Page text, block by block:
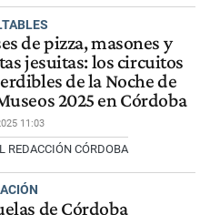
de pizza, masones y
jesuitas: los circuitos
de la Noche de
2025 en Córdoba
11:03
REDACCIÓN CÓRDOBA
de Córdoba